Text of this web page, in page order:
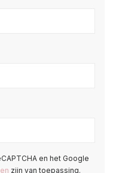
en het Google
zijn van toepassing.